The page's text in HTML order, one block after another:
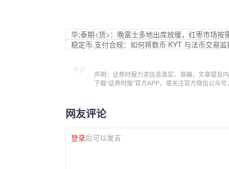
华;泰期<货>：晚富士多地出库放缓，红枣市场按
稳定币.支付合规：如何将数币 KYT 与法币交易
声明：证券时报力求信息真实、准确，文章提及
下载“证券时报”官方APP，或关注官方微信公众
网友评论
登录后可以发言